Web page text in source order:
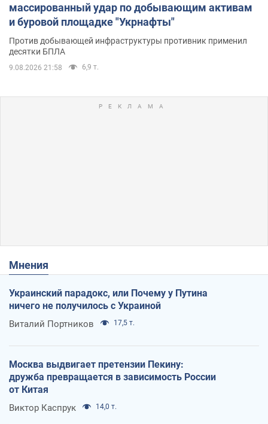
массированный удар по добывающим активам
и буровой площадке "Укрнафты"
Против добывающей инфраструктуры противник применил
десятки БПЛА
9.08.2026 21:58 6,9 т.
Мнения
Украинский парадокс, или Почему у Путина
ничего не получилось с Украиной
Виталий Портников 17,5 т.
Москва выдвигает претензии Пекину:
дружба превращается в зависимость России
от Китая
Виктор Каспрук 14,0 т.